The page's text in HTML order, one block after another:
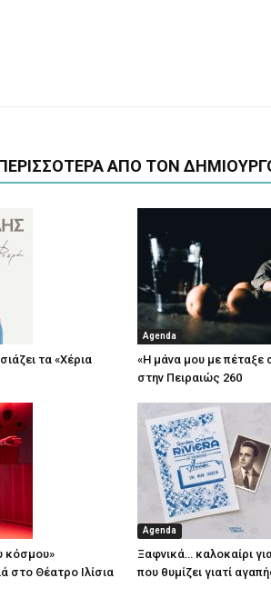
ΑΠΟ ΤΟΝ
τα «Χέρια
Agenda
«Η μάνα μου με πέταξε
στην Πειραιώς 260
κόσμου»
στο Θέατρο Ιλίσια
Agenda
Ξαφνικά… καλοκαίρι
που θυμίζει γιατί